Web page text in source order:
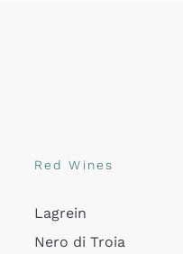
Red Wines
Lagrein
Nero di Troia